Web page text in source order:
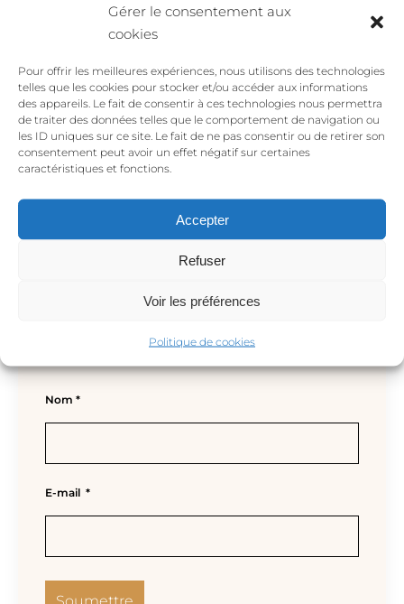
Gérer le consentement aux
cookies
Pour offrir les meilleures expériences, nous utilisons des technologies
telles que les cookies pour stocker et/ou accéder aux informations
des appareils. Le fait de consentir à ces technologies nous permettra
de traiter des données telles que le comportement de navigation ou
les ID uniques sur ce site. Le fait de ne pas consentir ou de retirer son
consentement peut avoir un effet négatif sur certaines
caractéristiques et fonctions.
Accepter
Refuser
Voir les préférences
Politique de cookies
Il n’y a pas encore d’avis.
“Créoles TREMBLEMENT or”
Votre adresse e-mail ne sera pas publiée.
Les champs obligatoires sont indiqués avec
*
Votre avis
Nom *
E-mail *